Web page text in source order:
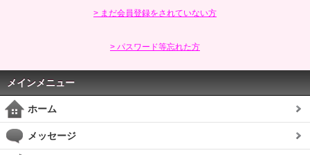
> まだ会員登録をされていない方
> パスワード等忘れた方
メインメニュー
ホーム
メッセージ